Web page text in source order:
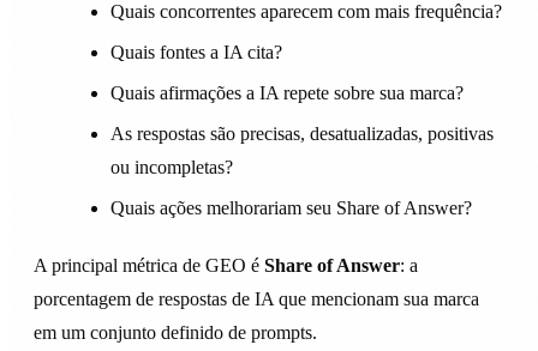
Quais concorrentes aparecem com mais frequência?
Quais fontes a IA cita?
Quais afirmações a IA repete sobre sua marca?
As respostas são precisas, desatualizadas, positivas
ou incompletas?
Quais ações melhorariam seu Share of Answer?
A principal métrica de GEO é Share of Answer: a
porcentagem de respostas de IA que mencionam sua marca
em um conjunto definido de prompts.